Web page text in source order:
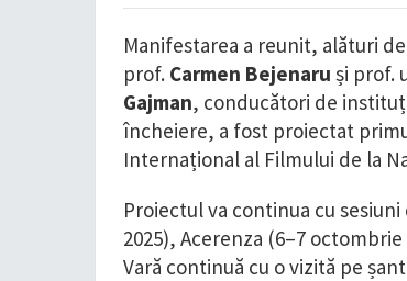
Manifestarea a reunit, alături
prof. Carmen Bejenaru și prof.
Gajman, conducători de
încheiere, a fost proiectat
Internațional al Filmului de la
Proiectul va continua cu
2025), Acerenza (6–7
Vară continuă cu o vizită pe